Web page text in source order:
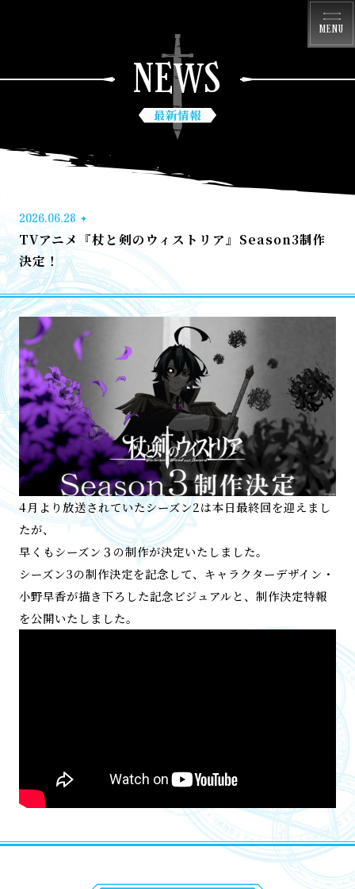
MENU
NEWS
最新情報
2026.06.28
TVアニメ『杖と剣のウィストリア』Season3制作
決定！
4月より放送されていたシーズン2は本日最終回を迎えまし
たが、
早くもシーズン３の制作が決定いたしました。
シーズン3の制作決定を記念して、キャラクターデザイン・
小野早香が描き下ろした記念ビジュアルと、制作決定特報
を公開いたしました。